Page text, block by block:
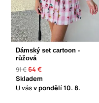
Dámský set cartoon -
růžová
91 € 64 €
Skladem
U vásv pondělí10. 8.